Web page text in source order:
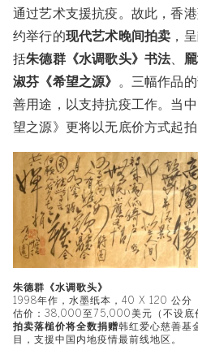
通过艺术支援抗疫。故此，香
约举行的现代艺术晚间拍卖 ，
括朱德群《水调歌头》书法、
淑芬《希望之源》 。三幅作品
善用途，以支持抗疫工作。当
望之源》更将以无底价方式起
朱德群《水调歌头》
1998年作，水墨纸本，40 X 120 公分
估价：38,000至75,000美元（不设底
拍卖落槌价将全数捐赠韩红爱心慈善基
目，支援中国内地疫情最前线地区。